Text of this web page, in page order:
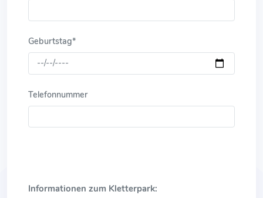
Geburtstag*
Telefonnummer
Informationen zum Kletterpark: